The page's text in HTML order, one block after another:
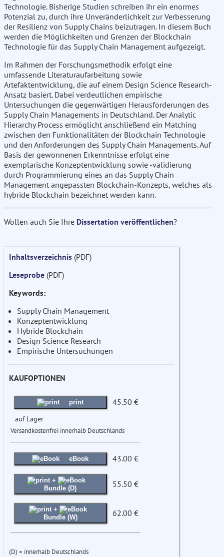
Technologie. Bisherige Studien schreiben ihr ein enormes
Potenzial zu, durch ihre Unveränderlichkeit zur Verbesserung
der Resilienz von Supply Chains beizutragen. In diesem Buch
werden die Möglichkeiten und Grenzen der Blockchain
Technologie für das Supply Chain Management aufgezeigt.
Im Rahmen der Forschungsmethodik erfolgt eine
umfassende Literaturaufarbeitung sowie
Artefaktentwicklung, die auf einem Design Science Research-
Ansatz basiert. Dabei verdeutlichen empirische
Untersuchungen die gegenwärtigen Herausforderungen des
Supply Chain Managements in Deutschland. Der Analytic
Hierarchy Process ermöglicht anschließend ein Matching
zwischen den Funktionalitäten der Blockchain Technologie
und den Anforderungen des Supply Chain Managements. Auf
Basis der gewonnenen Erkenntnisse erfolgt eine
exemplarische Konzeptentwicklung sowie -validierung
durch Programmierung eines an das Supply Chain
Management angepassten Blockchain-Konzepts, welches als
hybride Blockchain bezeichnet werden kann.
Wollen auch Sie Ihre Dissertation veröffentlichen?
Inhaltsverzeichnis (PDF)
Leseprobe (PDF)
Keywords:
Supply Chain Management
Konzeptentwicklung
Hybride Blockchain
Design Science Research
Empirische Untersuchungen
KAUFOPTIONEN
print 45.50 €
auf Lager
Versandkostenfrei innerhalb Deutschlands
eBook 43.00 €
+
Bundle (D)
55.50 €
+
Bundle (W)
62.00 €
(D) = innerhalb Deutschlands